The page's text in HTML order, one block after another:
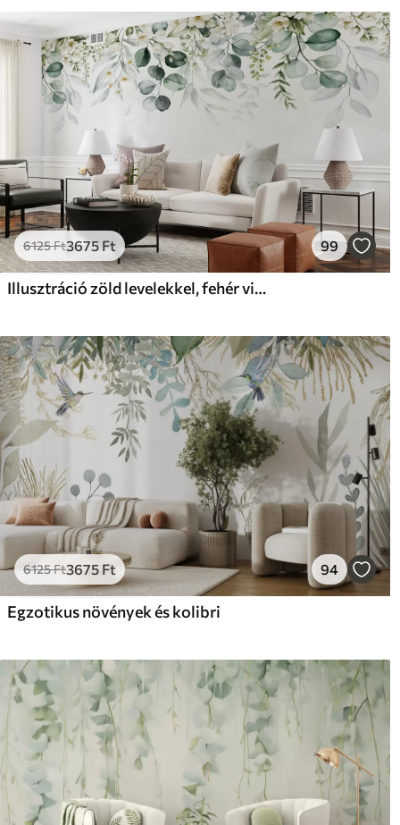
Tisztítás
A tapéta puha szivaccsal
tisztíthatók.
Alkalmazási módszer Zökkenőmentes alkalmazás
Elérhető anyagok
Standard
125007500Ft /m²
Prémium vinil
6125Ft3675 Ft 99
Illusztráció zöld levelekkel, fehér virágokkal, bazsarózsával és ágakkal
6125Ft3675 Ft 94
Egzotikus növények és kolibri